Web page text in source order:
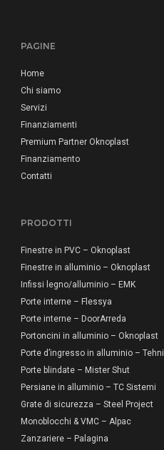
PAGINE
Home
Chi siamo
Servizi
Finanziamenti
Premium Partner Oknoplast
Finanziamento
Contatti
PRODOTTI
Finestre in PVC – Oknoplast
Finestre in alluminio – Oknoplast
Infissi legno/alluminio – EMK
Porte interne – Flessya
Porte interne – DoorArreda
Portoncini in alluminio – Oknoplast
Porte d’ingresso in alluminio – Tehni
Porte blindate – Mister Shut
Persiane in alluminio – TC Sistemi
Grate di sicurezza – Steel Project
Monoblocchi & VMC – Alpac
Zanzariere – Palagina